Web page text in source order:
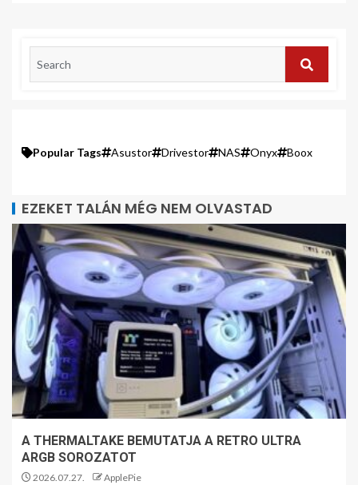
Popular Tags Asustor Drivestor NAS Onyx Boox
EZEKET TALÁN MÉG NEM OLVASTAD
A THERMALTAKE BEMUTATJA A RETRO ULTRA
ARGB SOROZATOT
2026.07.27. ApplePie